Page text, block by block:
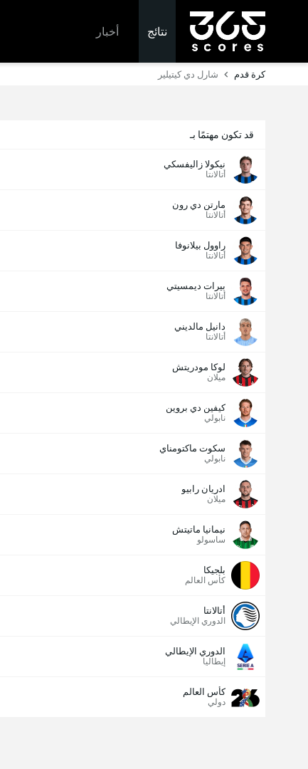
نتائج أخبار
كرة قدم شارل دي كيتيلير
قد تكون مهتمًا بـ
نيكولا زاليفسكي
أتالانتا
مارتن دي رون
أتالانتا
راوول بيلانوفا
أتالانتا
بيرات ديمسيتي
أتالانتا
دانيل مالديني
أتالانتا
لوكا مودريتش
ميلان
كيفين دي بروين
نابولي
سكوت ماكتومناي
نابولي
ادريان رابيو
ميلان
نيمانيا ماتيتش
ساسولو
بلجيكا
كأس العالم
أتالانتا
الدوري الإيطالي
الدوري الإيطالي
إيطاليا
كأس العالم
دولي